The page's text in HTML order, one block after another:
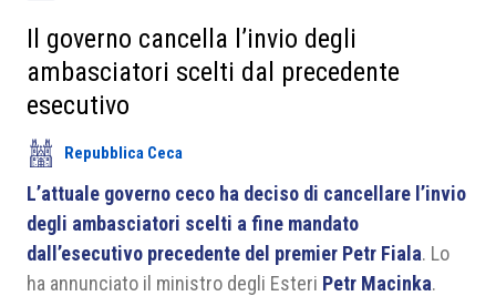
Soci
Partner
Area riservata
Il governo cancella l’invio degli
ambasciatori scelti dal precedente
esecutivo
Repubblica Ceca
L’attuale governo ceco ha deciso di cancellare l’invio
degli ambasciatori scelti a fine mandato
dall’esecutivo precedente del premier Petr Fiala. Lo
ha annunciato il ministro degli Esteri Petr Macinka.